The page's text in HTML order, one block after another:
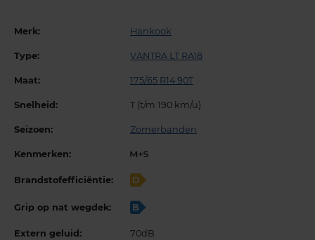
Merk: Hankook
Type: VANTRA LT RA18
Maat: 175/65 R14 90T
Snelheid: T (t/m 190 km/u)
Seizoen: Zomerbanden
Kenmerken:
Brandstofefficiëntie: D
Grip op nat wegdek: B
Extern geluid: 70dB